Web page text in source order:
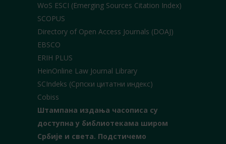
WoS ESCI (Emerging Sources Citation Index)
SCOPUS
Directory of Open Access Journals (DOAJ)
EBSCO
ERIH PLUS
HeinOnline Law Journal Library
SCIndeks (Српски цитатни индекс)
Cobiss
Штампана издања часописа су
доступна у библиотекама широм
Србије и света. Подстичемо